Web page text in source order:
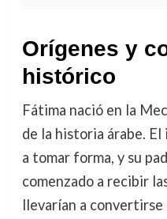
Orígenes y
histórico
Fátima nació en la
de la historia árabe. El
a tomar forma, y su
comenzado a recibir
llevarían a